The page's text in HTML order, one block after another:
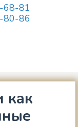
68-81
80-86
как